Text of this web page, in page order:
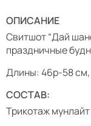
ОПИСАНИЕ
Свитшот “Дай
праздничные
Длины: 46р-58
СОСТАВ:
Трикотаж